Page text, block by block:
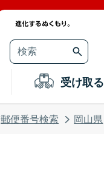
受け取る
郵便番号検索 岡山県